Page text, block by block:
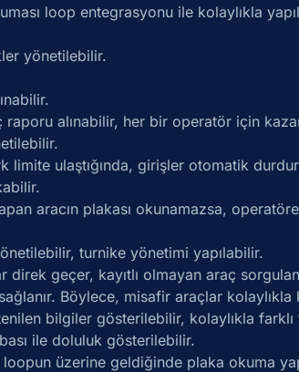
loop entegrasyonu ile kolaylıkla
yönetilebilir.
raporu alınabilir, her bir operatör için
limite ulaştığında, girişler otomatik
aracın plakası okunamazsa,
turnike yönetimi yapılabilir.
direk geçer, kayıtlı olmayan araç
Böylece, misafir araçlar kolaylıkla
bilgiler gösterilebilir, kolaylıkla farklı
ile doluluk gösterilebilir.
üzerine geldiğinde plaka okuma